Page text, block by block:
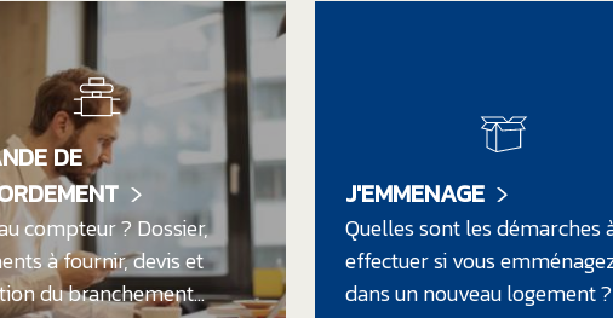
DE
compteur ? Dossier,
à fournir, devis et
du branchement...
J'EMMENAGE
Quelles sont les démarches
effectuer si vous
dans un nouveau logement ?